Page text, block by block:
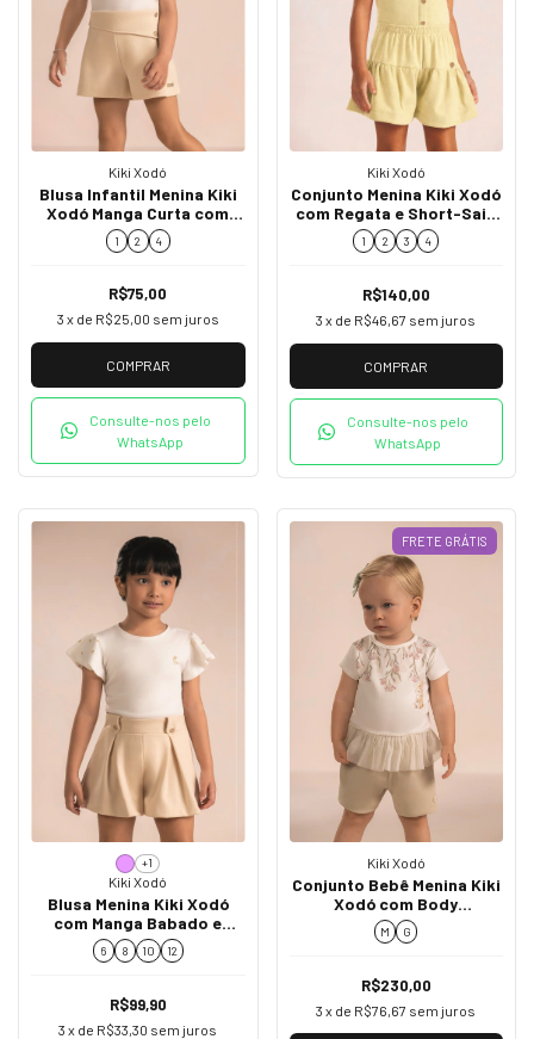
Kiki Xodó
Blusa Infantil Menina Kiki
Xodó Manga Curta com
Gola Boneca K2650015
1 2 4
R$75,00
3 x de R$25,00 sem juros
COMPRAR
Consulte-nos pelo
WhatsApp
Kiki Xodó
Conjunto Menina Kiki Xodó
com Regata e Short-Saia
K2500026
1 2 3 4
R$140,00
3 x de R$46,67 sem juros
COMPRAR
Consulte-nos pelo
WhatsApp
+1
Kiki Xodó
Blusa Menina Kiki Xodó
com Manga Babado e
Aplicações K3650017
6 8 10 12
R$99,90
3 x de R$33,30 sem juros
FRETE GRÁTIS
Kiki Xodó
Conjunto Bebê Menina Kiki
Xodó com Body
Estampado e Shorts
K1500005
M G
R$230,00
3 x de R$76,67 sem juros